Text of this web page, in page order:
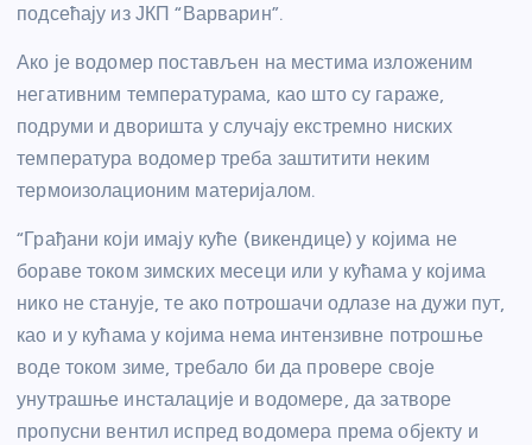
подсећају из ЈКП “Варварин”.
Ако је водомер постављен на местима изложеним
негативним температурама, као што су гараже,
подруми и дворишта у случају екстремно ниских
температура водомер треба заштитити неким
термоизолационим материјалом.
“Грађани који имају куће (викендице) у којима не
бораве током зимских месеци или у кућама у којима
нико не станује, те ако потрошачи одлазе на дужи пут,
као и у кућама у којима нема интензивне потрошње
воде током зиме, требало би да провере своје
унутрашње инсталације и водомере, да затворе
пропусни вентил испред водомера према објекту и